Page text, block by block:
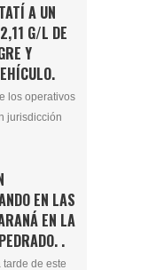
A UN
G/L DE
Y
los operativos
jurisdicción
EN LAS
EN LA
.
tarde de este